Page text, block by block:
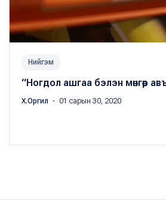
Нийгэм
“Ногдол ашгаа бэлэн мөнгөөр
Х.Оргил ・ 01 сарын 30, 2020